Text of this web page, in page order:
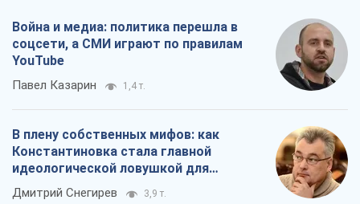
Война и медиа: политика перешла в
соцсети, а СМИ играют по правилам
YouTube
Павел Казарин 1,4 т.
В плену собственных мифов: как
Константиновка стала главной
идеологической ловушкой для
российских оккупантов
Дмитрий Снегирев 3,9 т.